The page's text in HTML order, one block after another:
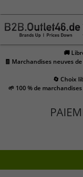
🚚
🧾 Marchandises neuves
🔄 Choix
🌱 100 % de